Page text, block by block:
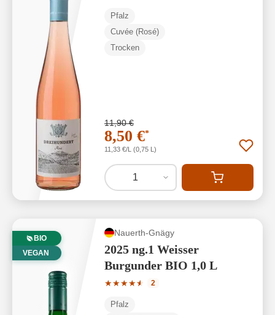
Pfalz
Cuvée (Rosé)
Trocken
11,90 €
8,50 €*
11,33 €/L (0,75 L)
1
BIO
VEGAN
Nauerth-Gnägy
2025 ng.1 Weisser
Burgunder BIO 1,0 L
★★★★★
★
Durchschnittliche Bewertung von 4.5
2
Pfalz